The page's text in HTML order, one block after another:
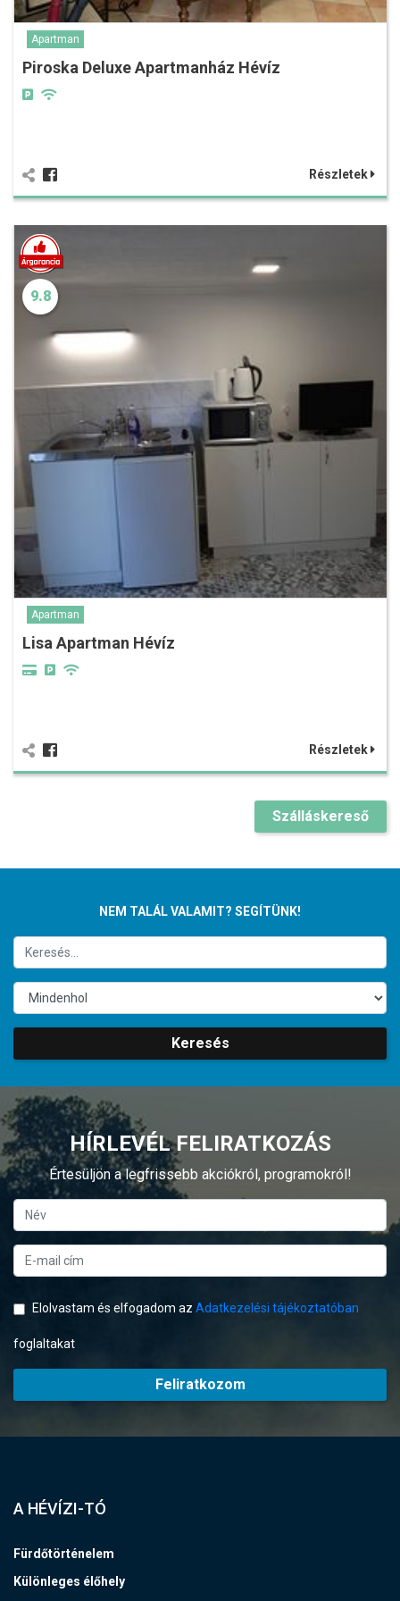
Apartman
Piroska Deluxe Apartmanház Hévíz
Részletek
9.8
Apartman
Lisa Apartman Hévíz
Részletek
Szálláskereső
NEM TALÁL VALAMIT? SEGÍTÜNK!
Keresés
HÍRLEVÉL FELIRATKOZÁS
Értesüljön a legfrissebb akciókról, programokról!
Elolvastam és elfogadom az Adatkezelési tájékoztatóban
foglaltakat
Feliratkozom
A HÉVÍZI-TÓ
Fürdőtörténelem
Különleges élőhely